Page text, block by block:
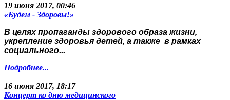
19 июня 2017, 00:46
«Будем - Здоровы!»
В целях пропаганды здорового образа жизни,
укрепление здоровья детей, а также в рамках
социального...
Подробнее...
16 июня 2017, 18:17
Концерт ко дню медицинского